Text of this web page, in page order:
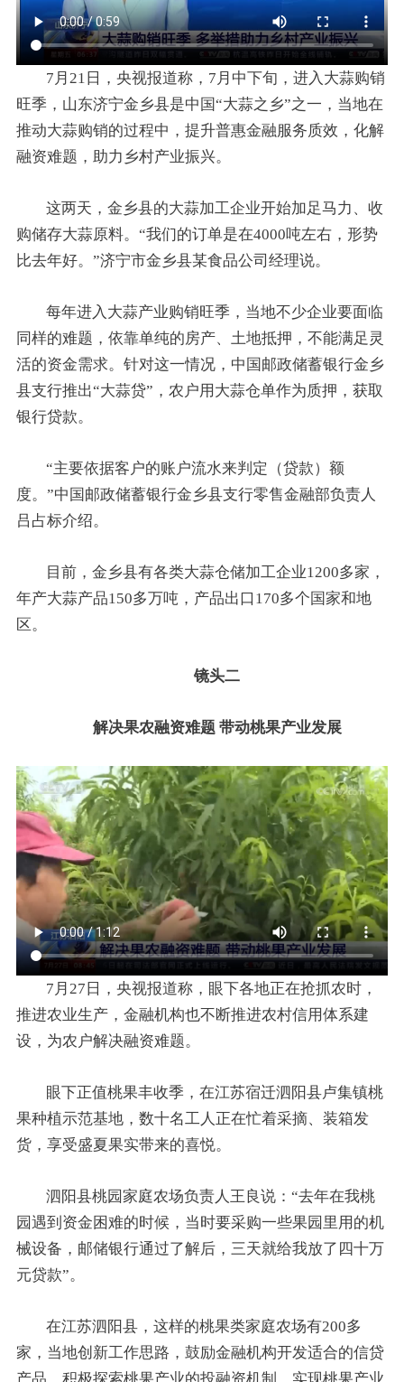
7月21日，央视报道称，7月中下旬，进入大蒜购销
旺季，山东济宁金乡县是中国“大蒜之乡”之一，当地在
推动大蒜购销的过程中，提升普惠金融服务质效，化解
融资难题，助力乡村产业振兴。
这两天，金乡县的大蒜加工企业开始加足马力、收
购储存大蒜原料。“我们的订单是在4000吨左右，形势
比去年好。”济宁市金乡县某食品公司经理说。
每年进入大蒜产业购销旺季，当地不少企业要面临
同样的难题，依靠单纯的房产、土地抵押，不能满足灵
活的资金需求。针对这一情况，中国邮政储蓄银行金乡
县支行推出“大蒜贷”，农户用大蒜仓单作为质押，获取
银行贷款。
“主要依据客户的账户流水来判定（贷款）额
度。”中国邮政储蓄银行金乡县支行零售金融部负责人
吕占标介绍。
目前，金乡县有各类大蒜仓储加工企业1200多家，
年产大蒜产品150多万吨，产品出口170多个国家和地
区。
镜头二
解决果农融资难题 带动桃果产业发展
7月27日，央视报道称，眼下各地正在抢抓农时，
推进农业生产，金融机构也不断推进农村信用体系建
设，为农户解决融资难题。
眼下正值桃果丰收季，在江苏宿迁泗阳县卢集镇桃
果种植示范基地，数十名工人正在忙着采摘、装箱发
货，享受盛夏果实带来的喜悦。
泗阳县桃园家庭农场负责人王良说：“去年在我桃
园遇到资金困难的时候，当时要采购一些果园里用的机
械设备，邮储银行通过了解后，三天就给我放了四十万
元贷款”。
在江苏泗阳县，这样的桃果类家庭农场有200多
家，当地创新工作思路，鼓励金融机构开发适合的信贷